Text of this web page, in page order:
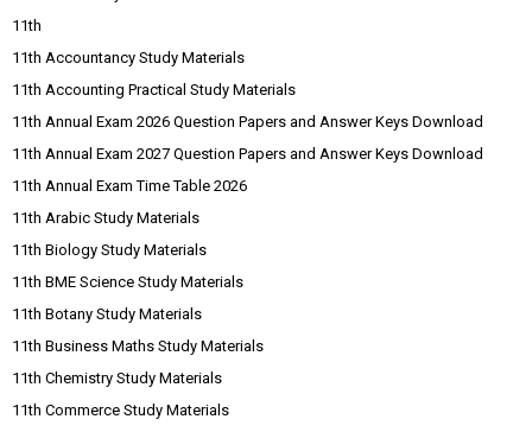
11th
11th Accountancy Study Materials
11th Accounting Practical Study Materials
11th Annual Exam 2026 Question Papers and Answer Keys Download
11th Annual Exam 2027 Question Papers and Answer Keys Download
11th Annual Exam Time Table 2026
11th Arabic Study Materials
11th Biology Study Materials
11th BME Science Study Materials
11th Botany Study Materials
11th Business Maths Study Materials
11th Chemistry Study Materials
11th Commerce Study Materials